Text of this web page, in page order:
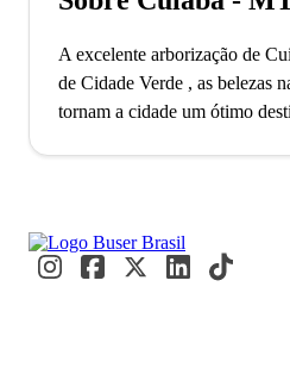
A excelente arborização de
de Cidade Verde , as belezas
tornam a cidade um ótimo
no ano de 1719 e forma uma
município vizinho, Várzea